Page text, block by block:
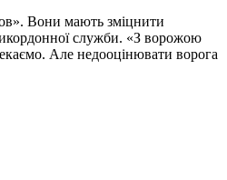
Вони мають зміцнити
служби. «З ворожою
Але недооцінювати ворога